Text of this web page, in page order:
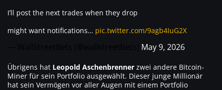
I’ll post the next trades when they drop
might want notifications… pic.twitter.com/9agb4IuG2X
May 9, 2026
Übrigens hat Leopold Aschenbrenner zwei andere Bitcoin-
Miner für sein Portfolio ausgewählt. Dieser junge Millionär
hat sein Vermögen vor aller Augen mit einem Portfolio